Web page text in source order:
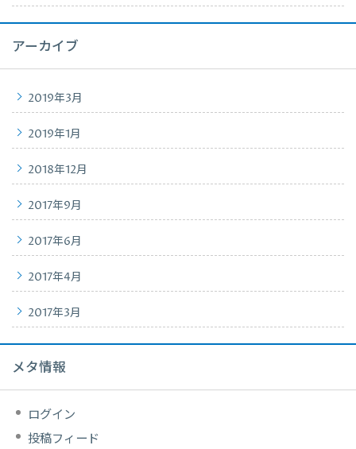
アーカイブ
2019年3月
2019年1月
2018年12月
2017年9月
2017年6月
2017年4月
2017年3月
メタ情報
ログイン
投稿フィード